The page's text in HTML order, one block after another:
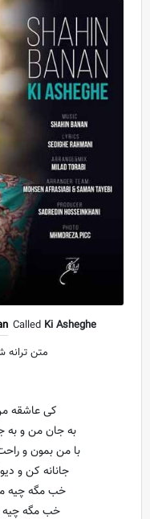
Called Ki Asheghe
متن ترانه
کی عاشقه
به جان من و به
با من بمون و
جانانه کن و
خب مگه چیه
خب مگه